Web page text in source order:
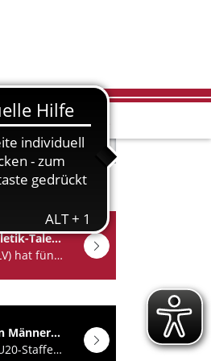
– U10 ==> Hilders 29.08.2026
Team Hessen: Fünf heimische Leichtathletik-Talente für U16-Verbändekampf Bayern-Hessen-Württemberg ausgewählt
Der Hessische Leichtathletik-Verband (HLV) hat fünf Nachwuchsathleten offiziell für das „Team…
Deutsche Leichtathletik-Meisterschaften Männer/Frauen in Wattenscheid – 3 x 800m-Staffel der WJU20 der StG Hünfeld-Baunatal-Friedrichstein so schnell wie noch nie
Bericht des Hünfelder SV: Die weibliche U20-Staffel der Startgemeinschaft…